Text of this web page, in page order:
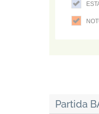
Partida